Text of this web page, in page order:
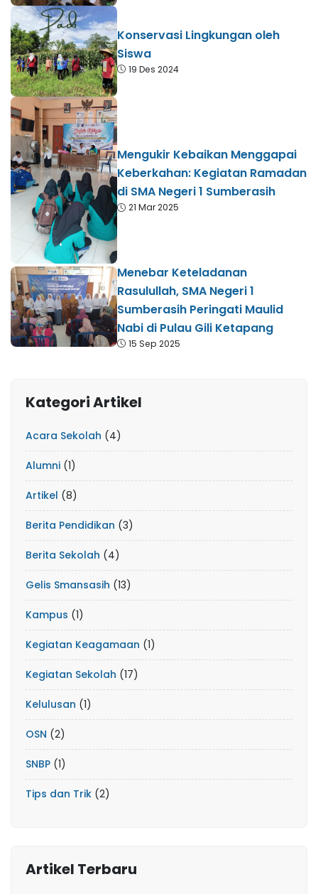
Konservasi Lingkungan oleh
Siswa
19 Des 2024
Mengukir Kebaikan Menggapai
Keberkahan: Kegiatan Ramadan
di SMA Negeri 1 Sumberasih
21 Mar 2025
Menebar Keteladanan
Rasulullah, SMA Negeri 1
Sumberasih Peringati Maulid
Nabi di Pulau Gili Ketapang
15 Sep 2025
Kategori Artikel
Acara Sekolah (4)
Alumni (1)
Artikel (8)
Berita Pendidikan (3)
Berita Sekolah (4)
Gelis Smansasih (13)
Kampus (1)
Kegiatan Keagamaan (1)
Kegiatan Sekolah (17)
Kelulusan (1)
OSN (2)
SNBP (1)
Tips dan Trik (2)
Artikel Terbaru